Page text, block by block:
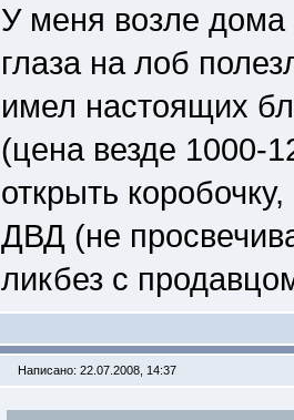
У меня возле дома
глаза на лоб
имел настоящих
(цена везде 1000-
открыть
ДВД (не
ликбез с
Написано: 22.07.2008, 14:37